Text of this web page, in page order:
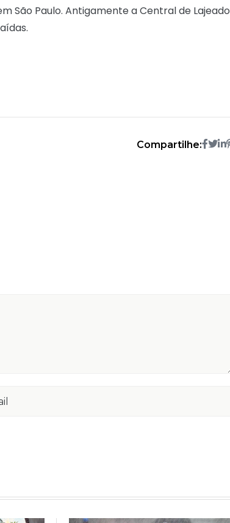
São Paulo. Antigamente a Central de Lajeado
Compartilhe: